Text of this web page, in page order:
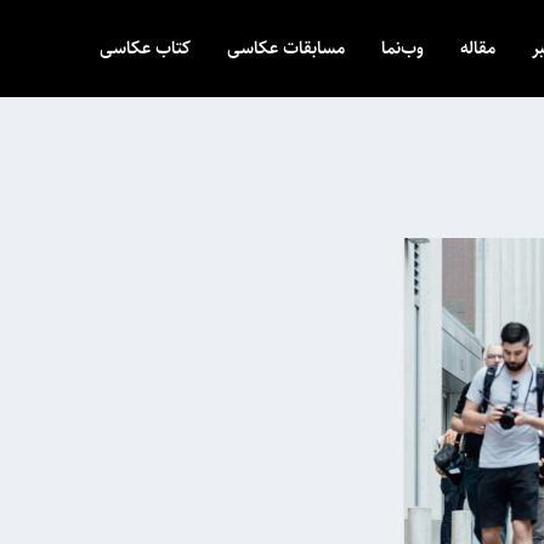
مقاله وب‌نما مسابقات عکاسی کتاب عکاسی